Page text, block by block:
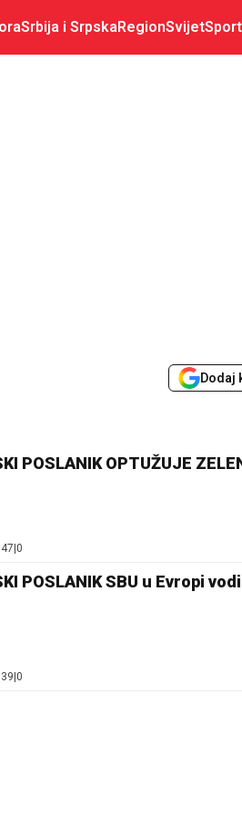
Srbija i SrpskaRegionSvijetSport
Dodaj
POSLANIK OPTUŽUJE
0
POSLANIK SBU u Evropi
|0